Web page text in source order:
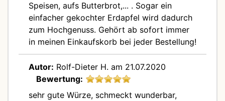
Speisen, aufs Butterbrot,... . Sogar ein
einfacher gekochter Erdapfel wird dadurch
zum Hochgenuss. Gehört ab sofort immer
in meinen Einkaufskorb bei jeder Bestellung!
Autor: Rolf-Dieter H. am 21.07.2020
Bewertung:
sehr gute Würze, schmeckt wunderbar,